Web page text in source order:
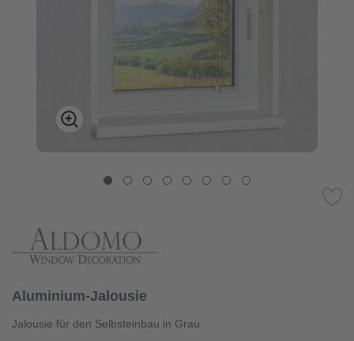
Aluminium-Jalousie
Jalousie für den Selbsteinbau in Grau